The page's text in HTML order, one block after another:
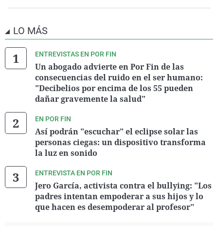
LO MÁS
ENTREVISTAS EN POR FIN
Un abogado advierte en Por Fin de las
consecuencias del ruido en el ser humano:
"Decibelios por encima de los 55 pueden
dañar gravemente la salud"
EN POR FIN
Así podrán "escuchar" el eclipse solar las
personas ciegas: un dispositivo transforma
la luz en sonido
ENTREVISTA EN POR FIN
Jero García, activista contra el bullying: "Los
padres intentan empoderar a sus hijos y lo
que hacen es desempoderar al profesor"